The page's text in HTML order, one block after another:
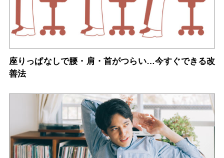
座りっぱなしで腰・肩・首がつらい…今すぐできる改
善法